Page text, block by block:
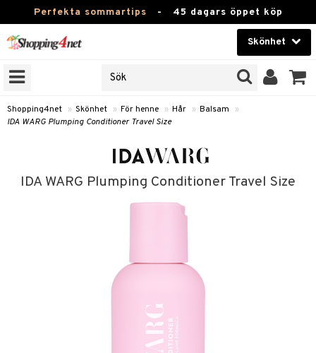
Perfekta sommartips - 45 dagars öppet köp
Skönhet
Skönhet
Kontaktlinser
Fitness
Shopping4net » Skönhet » För henne » Hår » Balsam
»
IDA WARG Plumping Conditioner Travel Size
IDA WARG Plumping Conditioner Travel Size